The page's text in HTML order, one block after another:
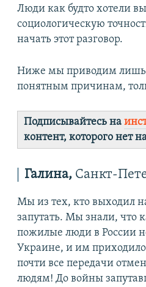
Люди как будто хотели
социологическую
начать этот разговор.
Ниже мы приводим лишь
понятным причинам,
Подписывайтесь на
контент, которого нет
Галина, Санкт-
Мы из тех, кто выходил
запутать. Мы знали, что
пожилые люди в России
Украине, и им
почти все передачи
людям! До войны